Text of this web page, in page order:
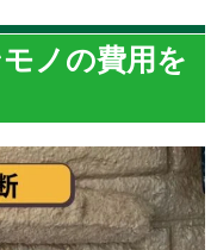
ノの費用を